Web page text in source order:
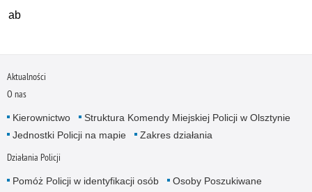
ab
Aktualności
O nas
Kierownictwo
Struktura Komendy Miejskiej Policji w Olsztynie
Jednostki Policji na mapie
Zakres działania
Działania Policji
Pomóż Policji w identyfikacji osób
Osoby Poszukiwane